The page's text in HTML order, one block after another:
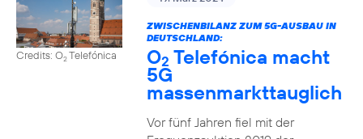
Credits: O2Telefónica
ZWISCHENBILANZ ZUM 5G-AUSBAU IN
DEUTSCHLAND:
O2 Telefónica macht
5G
massenmarkttauglich
Vor fünf Jahren fiel mit der